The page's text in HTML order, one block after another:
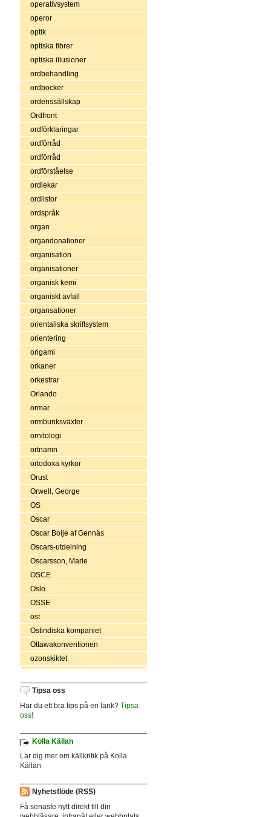
operativsystem
operor
optik
optiska fibrer
optiska illusioner
ordbehandling
ordböcker
ordenssällskap
Ordfront
ordförklaringar
ordförråd
ordförråd
ordförståelse
ordlekar
ordlistor
ordspråk
organ
organdonationer
organisation
organisationer
organisk kemi
organiskt avfall
organsationer
orientaliska skriftsystem
orientering
origami
orkaner
orkestrar
Orlando
ormar
ormbunksväxter
ornitologi
ortnamn
ortodoxa kyrkor
Orust
Orwell, George
OS
Oscar
Oscar Boije af Gennäs
Oscars-utdelning
Oscarsson, Marie
OSCE
Oslo
OSSE
ost
Ostindiska kompaniet
Ottawakonventionen
ozonskiktet
Tipsa oss
Har du ett bra tips på en länk? Tipsa
oss!
Kolla Källan
Lär dig mer om källkritik på Kolla
Källan
Nyhetsflöde (RSS)
Få senaste nytt direkt till din